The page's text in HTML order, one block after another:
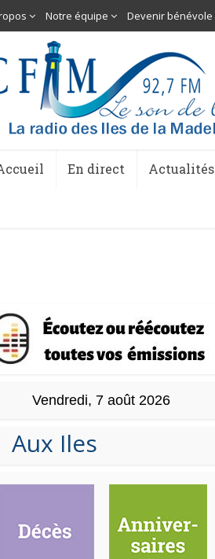
Notre équipe Devenir bénévole
En direct Actualités
Vendredi, 7 août 2026
Aux Iles